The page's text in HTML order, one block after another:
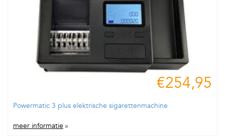
€254,95
Powermatic 3 plus elektrische sigarettenmachine
meer informatie »